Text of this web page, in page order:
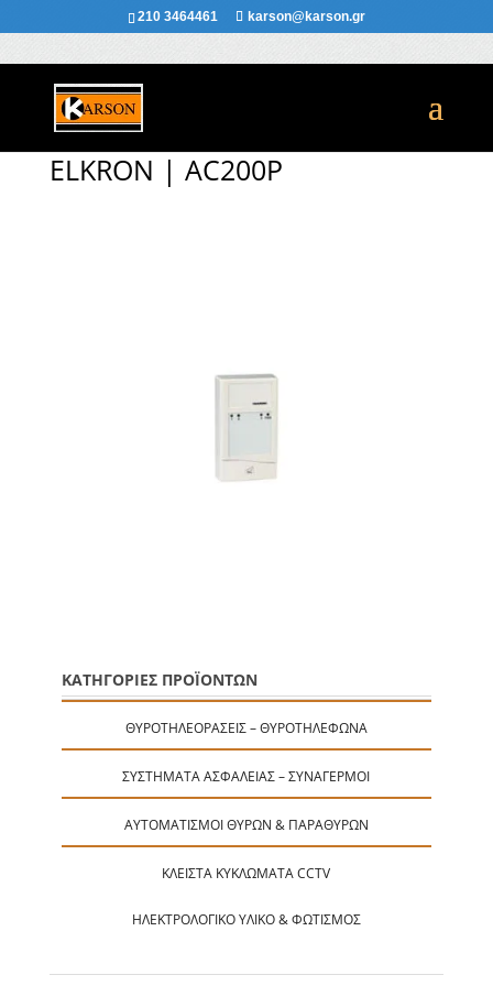
210 3464461 karson@karson.gr
ELKRON | AC200P
ΚΑΤΗΓΟΡΙΕΣ ΠΡΟΪΟΝΤΩΝ
ΘΥΡΟΤΗΛΕΟΡΆΣΕΙΣ – ΘΥΡΟΤΗΛΈΦΩΝΑ
ΣΥΣΤΉΜΑΤΑ ΑΣΦΑΛΕΊΑΣ – ΣΥΝΑΓΕΡΜΟΊ
ΑΥΤΟΜΑΤΙΣΜΟΊ ΘΥΡΏΝ & ΠΑΡΑΘΎΡΩΝ
ΚΛΕΙΣΤΆ ΚΥΚΛΏΜΑΤΑ CCTV
ΗΛΕΚΤΡΟΛΟΓΙΚΌ ΥΛΙΚΌ & ΦΩΤΙΣΜΌΣ